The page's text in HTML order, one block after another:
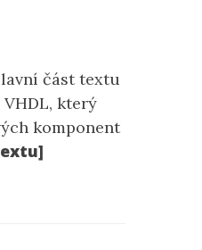
část textu
který
komponent